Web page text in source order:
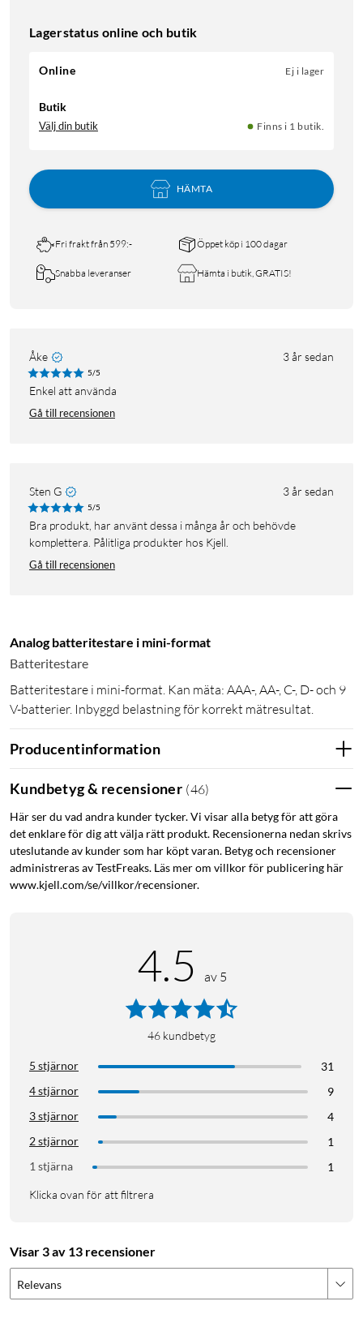
Lagerstatus online och butik
Online Ej i lager
Butik
Välj din butik Finns i 1 butik.
HÄMTA
Fri frakt från 599:- Öppet köp i 100 dagar
Snabba leveranser Hämta i butik, GRATIS!
Åke 3 år sedan
5/5
Enkel att använda
Gå till recensionen
Sten G 3 år sedan
5/5
Bra produkt, har använt dessa i många år och behövde
komplettera. Pålitliga produkter hos Kjell.
Gå till recensionen
Analog batteritestare i mini-format
Batteritestare
Batteritestare i mini-format. Kan mäta: AAA-, AA-, C-, D- och 9
V-batterier. Inbyggd belastning för korrekt mätresultat.
Producentinformation
Kundbetyg & recensioner (46)
Här ser du vad andra kunder tycker. Vi visar alla betyg för att göra
det enklare för dig att välja rätt produkt. Recensionerna nedan skrivs
uteslutande av kunder som har köpt varan. Betyg och recensioner
administreras av TestFreaks. Läs mer om villkor för publicering här
www.kjell.com/se/villkor/recensioner.
4.5 av 5
46 kundbetyg
5 stjärnor
31
4 stjärnor
9
3 stjärnor
4
2 stjärnor
1
1 stjärna
1
Klicka ovan för att filtrera
Visar 3 av 13 recensioner
Relevans